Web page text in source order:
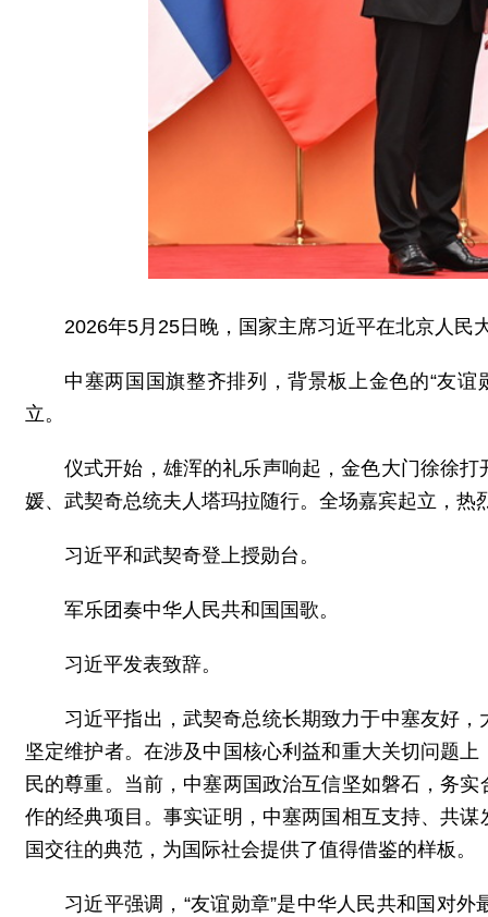
2026年5月25日晚，国家主席习近平在北京人民
中塞两国国旗整齐排列，背景板上金色的“友
立。
仪式开始，雄浑的礼乐声响起，金色大门徐徐
媛、武契奇总统夫人塔玛拉随行。全场嘉宾起立，热
习近平和武契奇登上授勋台。
军乐团奏中华人民共和国国歌。
习近平发表致辞。
习近平指出，武契奇总统长期致力于中塞友好
坚定维护者。在涉及中国核心利益和重大关切问题
民的尊重。当前，中塞两国政治互信坚如磐石，务
作的经典项目。事实证明，中塞两国相互支持、共
国交往的典范，为国际社会提供了值得借鉴的样板。
习近平强调，“友谊勋章”是中华人民共和国对